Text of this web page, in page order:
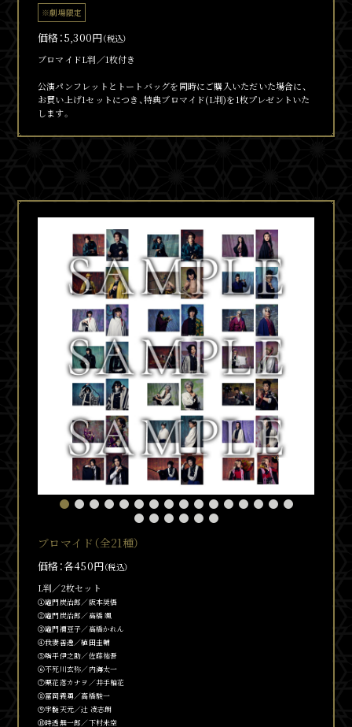
※劇場限定
価格：5,300円（税込）
ブロマイドL判／1枚付き
公演パンフレットとトートバッグを同時にご購入いただいた場合に、
お買い上げ1セットにつき、特典ブロマイド(L判)を1枚プレゼントいた
します。
ブロマイド（全21種）
価格：各450円（税込）
L判／2枚セット
①竈門炭治郎／阪本奨悟
②竈門炭治郎／髙橋 颯
③竈門禰豆子／髙橋かれん
④我妻善逸／植田圭輔
⑤嘴平伊之助／佐藤祐吾
⑥不死川玄弥／内海太一
⑦栗花落カナヲ／井手柚花
⑧冨岡義勇／高橋駿一
⑨宇髄天元／辻󠄀 凌志朗
⑩時透無一郎／下村未空